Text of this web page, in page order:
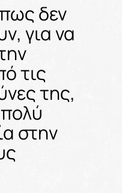
δεν
για να
τις
της,
στην